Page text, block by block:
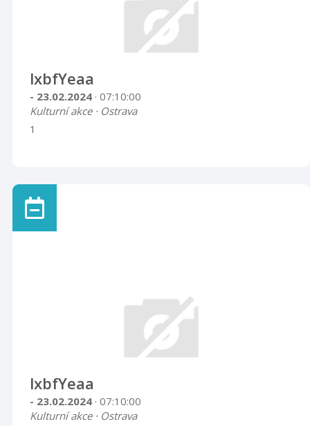
lxbfYeaa
- 23.02.2024 · 07:10:00
Kulturní akce · Ostrava
1
lxbfYeaa
- 23.02.2024 · 07:10:00
Kulturní akce · Ostrava